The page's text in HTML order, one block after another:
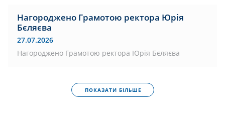
Нагороджено Грамотою ректора Юрія
Бєляєва
27.07.2026
Нагороджено Грамотою ректора Юрія Бєляєва
ПОКАЗАТИ БІЛЬШЕ